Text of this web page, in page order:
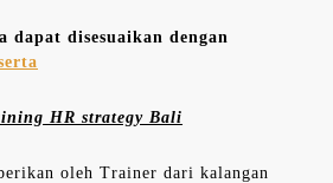
dapat disesuaikan dengan
HR strategy Bali
oleh Trainer dari kalangan